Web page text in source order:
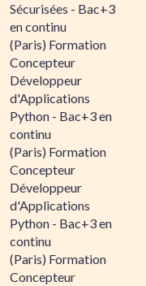
Sécurisées - Bac+3
en continu
(Paris) Formation
Concepteur
Développeur
d'Applications
Python - Bac+3 en
continu
(Paris) Formation
Concepteur
Développeur
d'Applications
Python - Bac+3 en
continu
(Paris) Formation
Concepteur